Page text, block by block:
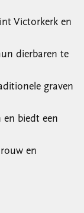
Victorkerk en
dierbaren te
graven
biedt een
en